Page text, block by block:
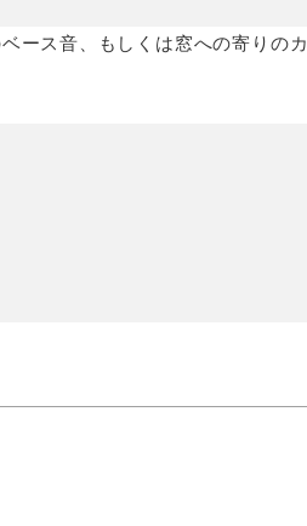
ース音、もしくは窓への寄りのカ